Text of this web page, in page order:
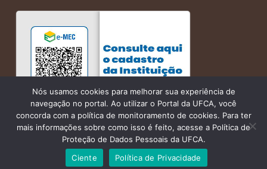
Nós usamos cookies para melhorar sua experiência de
navegação no portal. Ao utilizar o Portal da UFCA, você
concorda com a política de monitoramento de cookies. Para ter
mais informações sobre como isso é feito, acesse a Política de
Proteção de Dados Pessoais da UFCA.
Ciente
Política de Privacidade